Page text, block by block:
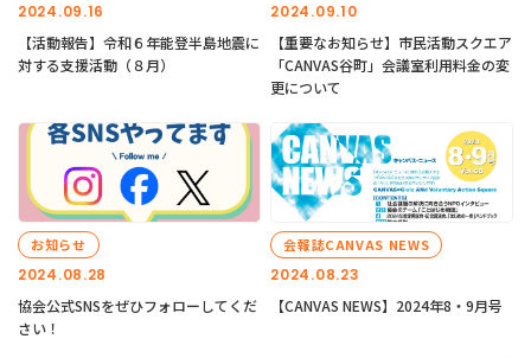
2024.09.16
【活動報告】令和６年能登半島地震に
対する支援活動（８月）
2024.09.10
【重要なお知らせ】市民活動スクエア
「CANVAS谷町」会議室利用料金の変
更について
2024.08.28
お知らせ
協会公式SNSをぜひフォローしてくだ
さい！
2024.08.23
会報誌CANVAS NEWS
【CANVAS NEWS】2024年8・9月号